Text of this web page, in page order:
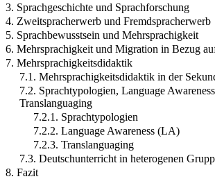
3. Sprachgeschichte und Sprachforschung
4. Zweitspracherwerb und Fremdspracherwerb
5. Sprachbewusstsein und Mehrsprachigkeit
6. Mehrsprachigkeit und Migration in Bezug
7. Mehrsprachigkeitsdidaktik
7.1. Mehrsprachigkeitsdidaktik in der
7.2. Sprachtypologien, Language
Translanguaging
7.2.1. Sprachtypologien
7.2.2. Language Awareness (LA)
7.2.3. Translanguaging
7.3. Deutschunterricht in heterogenen
8. Fazit